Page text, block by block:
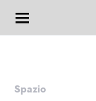
Spazio